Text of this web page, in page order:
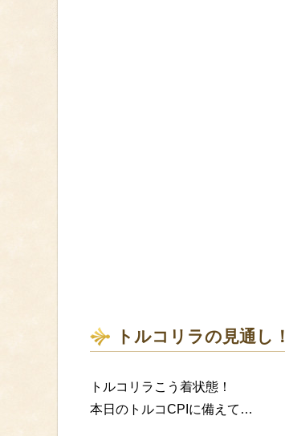
トルコリラの見通し！
トルコリラこう着状態！
本日のトルコCPIに備えて…